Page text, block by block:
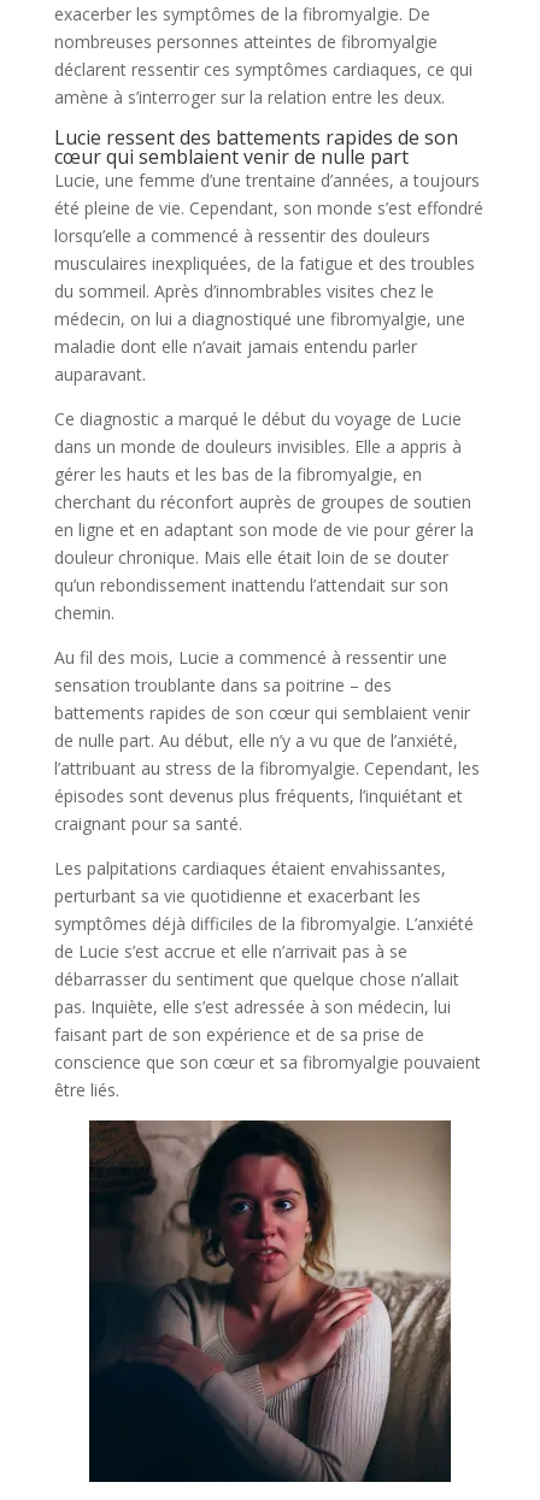
exacerber les symptômes de la fibromyalgie. De
nombreuses personnes atteintes de fibromyalgie
déclarent ressentir ces symptômes cardiaques, ce qui
amène à s’interroger sur la relation entre les deux.
Lucie ressent des battements rapides de son
cœur qui semblaient venir de nulle part
Lucie, une femme d’une trentaine d’années, a toujours
été pleine de vie. Cependant, son monde s’est effondré
lorsqu’elle a commencé à ressentir des douleurs
musculaires inexpliquées, de la fatigue et des troubles
du sommeil. Après d’innombrables visites chez le
médecin, on lui a diagnostiqué une fibromyalgie, une
maladie dont elle n’avait jamais entendu parler
auparavant.
Ce diagnostic a marqué le début du voyage de Lucie
dans un monde de douleurs invisibles. Elle a appris à
gérer les hauts et les bas de la fibromyalgie, en
cherchant du réconfort auprès de groupes de soutien
en ligne et en adaptant son mode de vie pour gérer la
douleur chronique. Mais elle était loin de se douter
qu’un rebondissement inattendu l’attendait sur son
chemin.
Au fil des mois, Lucie a commencé à ressentir une
sensation troublante dans sa poitrine – des
battements rapides de son cœur qui semblaient venir
de nulle part. Au début, elle n’y a vu que de l’anxiété,
l’attribuant au stress de la fibromyalgie. Cependant, les
épisodes sont devenus plus fréquents, l’inquiétant et
craignant pour sa santé.
Les palpitations cardiaques étaient envahissantes,
perturbant sa vie quotidienne et exacerbant les
symptômes déjà difficiles de la fibromyalgie. L’anxiété
de Lucie s’est accrue et elle n’arrivait pas à se
débarrasser du sentiment que quelque chose n’allait
pas. Inquiète, elle s’est adressée à son médecin, lui
faisant part de son expérience et de sa prise de
conscience que son cœur et sa fibromyalgie pouvaient
être liés.